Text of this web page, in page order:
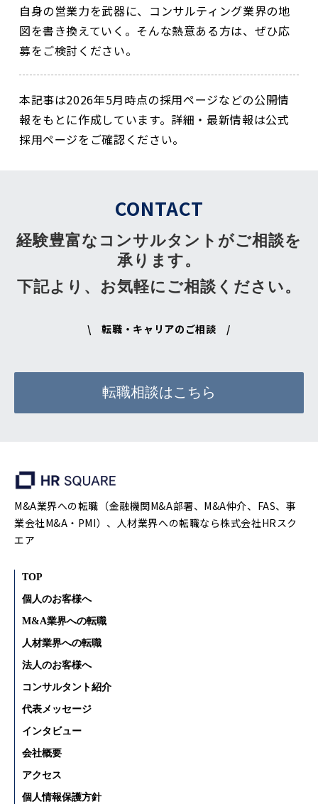
自身の営業力を武器に、コンサルティング業界の地
図を書き換えていく。そんな熱意ある方は、ぜひ応
募をご検討ください。
本記事は2026年5月時点の採用ページなどの公開情
報をもとに作成しています。詳細・最新情報は公式
採用ページをご確認ください。
CONTACT
経験豊富なコンサルタントがご相談を
承ります。
下記より、お気軽にご相談ください。
\ 転職・キャリアのご相談 /
転職相談はこちら
M&A業界への転職（金融機関M&A部署、M&A仲介、FAS、事
業会社M&A・PMI）、人材業界への転職なら株式会社HRスク
エア
TOP
個人のお客様へ
M&A業界への転職
人材業界への転職
法人のお客様へ
コンサルタント紹介
代表メッセージ
インタビュー
会社概要
アクセス
個人情報保護方針